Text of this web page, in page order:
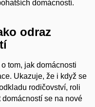
domácností.
odraz
tom, jak domácnosti
Ukazuje, že i když se
rodičovství, roli
se na nové